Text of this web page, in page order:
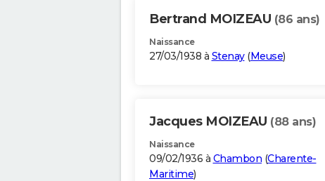
Bertrand MOIZEAU (86 ans)
Naissance
27/03/1938 à Stenay(Meuse)
Jacques MOIZEAU (88 ans)
Naissance
09/02/1936 à Chambon (Charente-
Maritime)